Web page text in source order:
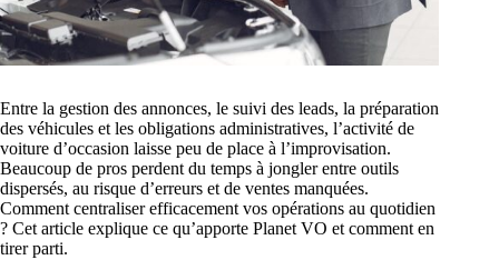
Entre la gestion des annonces, le suivi des leads, la préparation
des véhicules et les obligations administratives, l’activité de
voiture d’occasion laisse peu de place à l’improvisation.
Beaucoup de pros perdent du temps à jongler entre outils
dispersés, au risque d’erreurs et de ventes manquées.
Comment centraliser efficacement vos opérations au quotidien
? Cet article explique ce qu’apporte Planet VO et comment en
tirer parti.